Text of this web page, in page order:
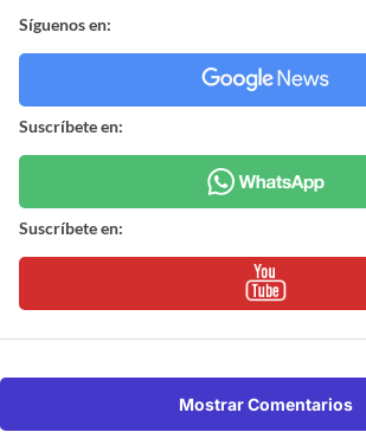
Síguenos en:
Suscríbete en:
Suscríbete en:
Mostrar Comentarios